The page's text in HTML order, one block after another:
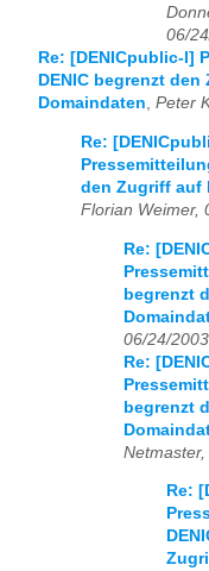
06/
Re: [DENICpublic-l]
DENIC begrenzt
Domaindaten, Peter
Re:
den Zugriff auf
Florian Weimer,
Re:
begrenzt
06/24/2003
Re:
begrenzt
Re: